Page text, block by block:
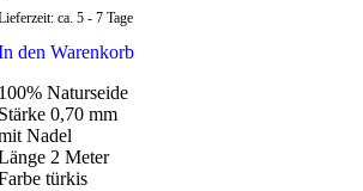
ca. 5 - 7 Tage
den Warenkorb
Naturseide
0,70 mm
Nadel
2 Meter
türkis